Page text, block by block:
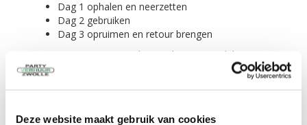
Deze website maakt gebruik van cookies
Dag 1 ophalen en neerzetten
Dag 2 gebruiken
Dag 3 opruimen en retour brengen
Tegen een meerprijs kunt u deze pop ook langer
huren. Vraag ons naar de voorwaarden.
Het opbouwen van de pop kunt u zelf. Liefst met